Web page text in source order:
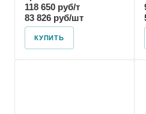
118 650 руб/т
83 826 руб/шт
КУПИТЬ